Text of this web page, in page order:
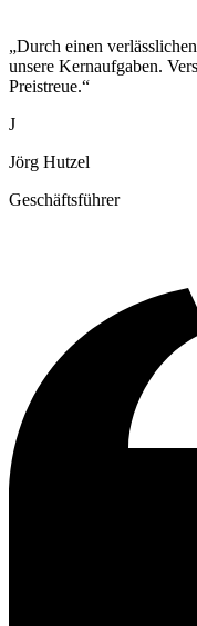
„Durch einen
unsere Kernaufgaben.
Preistreue.“
J
Jörg Hutzel
Geschäftsführer